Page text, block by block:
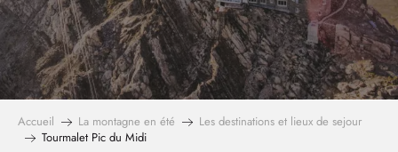
Accueil La montagne en été
Les destinations et lieux de sejour
Tourmalet Pic du Midi